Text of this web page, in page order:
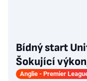
Bídný start
Šokující
Anglie - Premier